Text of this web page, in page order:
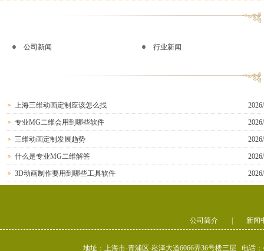
公司新闻 行业新闻
上海三维动画定制应该怎么找
专业MG二维会用到哪些软件
三维动画定制发展趋势
什么是专业MG二维解答
3D动画制作要用到哪些工具软件
公司简介 新闻
地址：上海市-青浦区-崧泽大道6066弄36号楼三层 电话